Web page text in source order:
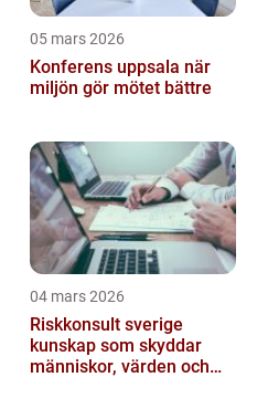
05 mars 2026
Konferens uppsala när
miljön gör mötet bättre
04 mars 2026
Riskkonsult sverige
kunskap som skyddar
människor, värden och